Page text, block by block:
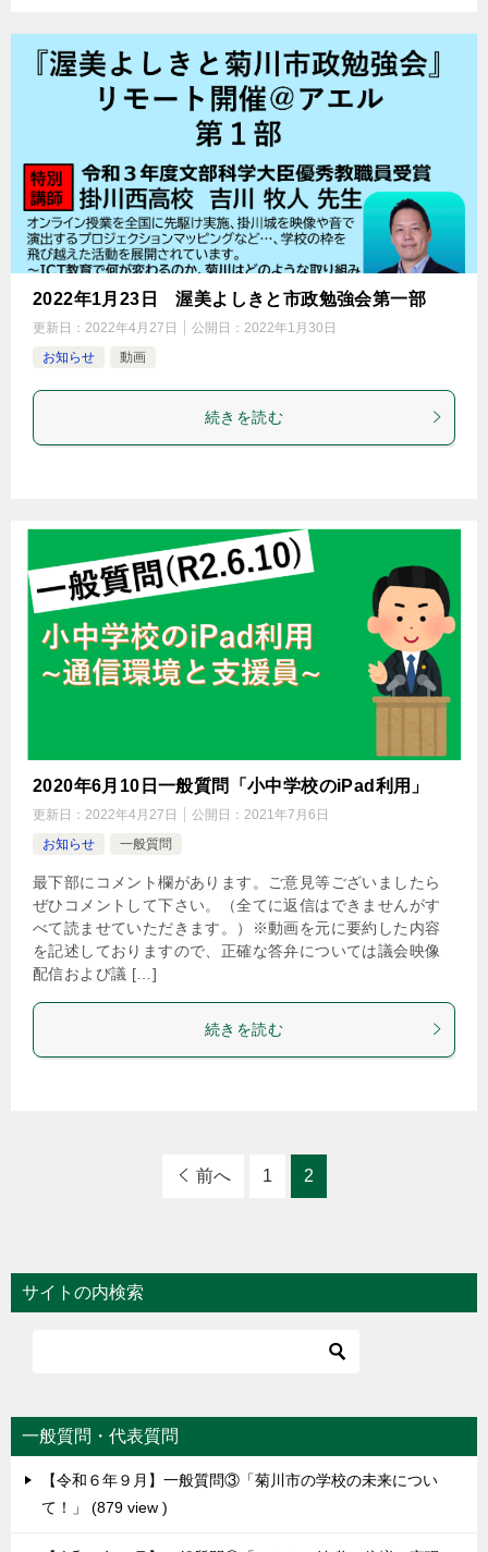
2022年1月23日 渥美よしきと市政勉強会第一部
更新日： 2022年4月27日 公開日： 2022年1月30日
お知らせ
動画
続きを読む
2020年6月10日一般質問「小中学校のiPad利用」
更新日： 2022年4月27日 公開日： 2021年7月6日
お知らせ
一般質問
最下部にコメント欄があります。ご意見等ございましたら
ぜひコメントして下さい。（全てに返信はできませんがす
べて読ませていただきます。）※動画を元に要約した内容
を記述しておりますので、正確な答弁については議会映像
配信および議 […]
続きを読む
前へ 1 2
サイトの内検索
一般質問・代表質問
【令和６年９月】一般質問③「菊川市の学校の未来につい
て！」
879 view